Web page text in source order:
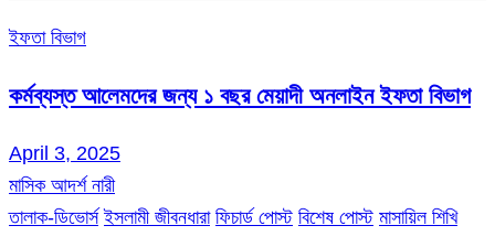
ইফতা বিভাগ
কর্মব্যস্ত আলেমদের জন্য ১ বছর মেয়াদী অনলাইন ইফতা বিভাগ
April 3, 2025
মাসিক আদর্শ নারী
তালাক-ডিভোর্স ইসলামী জীবনধারা ফিচার্ড পোস্ট বিশেষ পোস্ট মাসায়িল শিখি